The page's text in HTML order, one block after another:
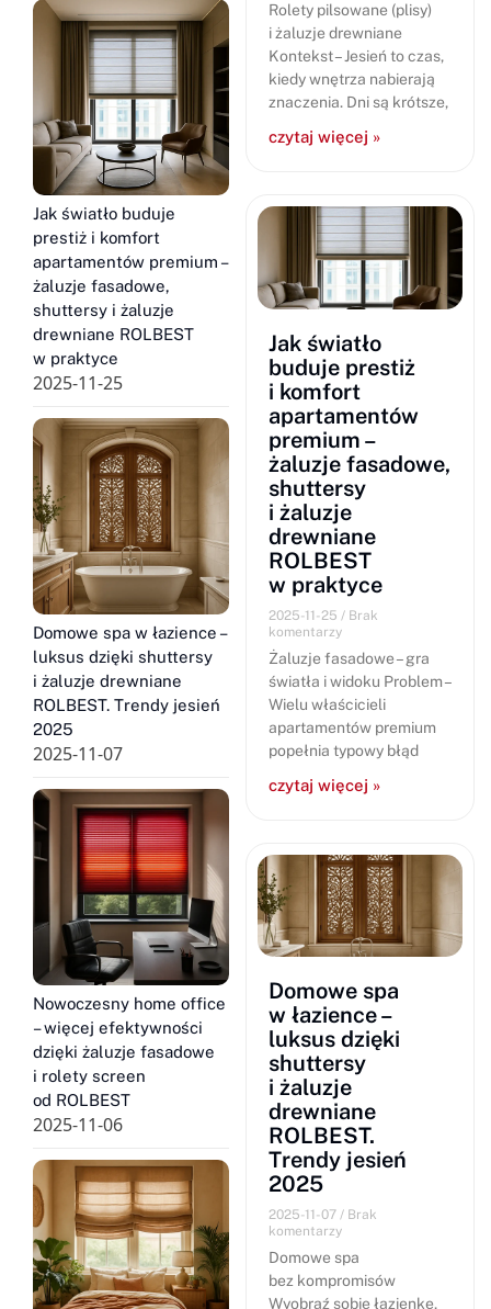
Jak światło buduje
prestiż i komfort
apartamentów premium –
żaluzje fasadowe,
shuttersy i żaluzje
drewniane ROLBEST
w praktyce
2025-11-25
Domowe spa w łazience –
luksus dzięki shuttersy
i żaluzje drewniane
ROLBEST. Trendy jesień
2025
2025-11-07
Nowoczesny home office
– więcej efektywności
dzięki żaluzje fasadowe
i rolety screen
od ROLBEST
2025-11-06
Rolety pilsowane (plisy)
i żaluzje drewniane
Kontekst – Jesień to czas,
kiedy wnętrza nabierają
znaczenia. Dni są krótsze,
czytaj więcej »
Jak światło
buduje prestiż
i komfort
apartamentów
premium –
żaluzje fasadowe,
shuttersy
i żaluzje
drewniane
ROLBEST
w praktyce
2025-11-25
Brak
komentarzy
Żaluzje fasadowe – gra
światła i widoku Problem –
Wielu właścicieli
apartamentów premium
popełnia typowy błąd
czytaj więcej »
Domowe spa
w łazience –
luksus dzięki
shuttersy
i żaluzje
drewniane
ROLBEST.
Trendy jesień
2025
2025-11-07
Brak
komentarzy
Domowe spa
bez kompromisów
Wyobraź sobie łazienkę,